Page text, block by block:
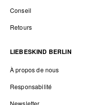
Conseil
Retours
LIEBESKIND BERLIN
À propos de nous
Responsabilité
Newsletter